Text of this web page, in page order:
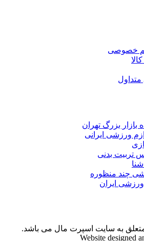
خصوصی
بزرگ تهران
ورزشی ایرانی
تربیت بدنی
چند منظوره
ایران
به سایت اسپرت مال می باشد.
Website designed